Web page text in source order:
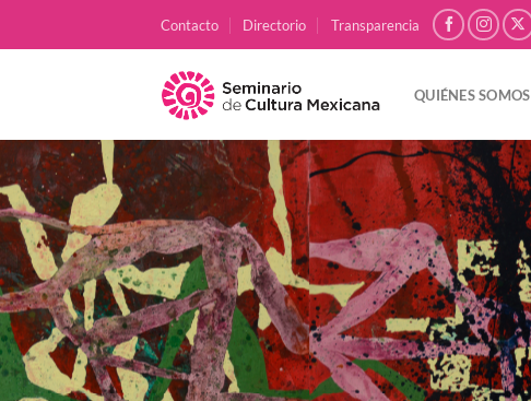
Contacto Directorio Transparencia
QUIÉNES SOMOS